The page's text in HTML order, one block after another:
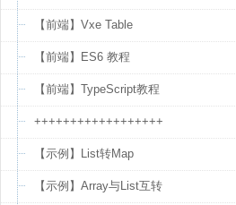
【前端】Vxe Table
【前端】ES6 教程
【前端】TypeScript教程
++++++++++++++++++
【示例】List转Map
【示例】Array与List互转